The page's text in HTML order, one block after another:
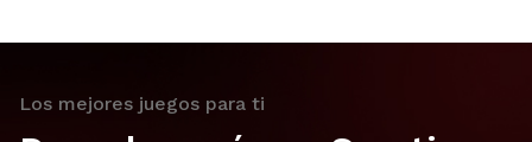
Los mejores juegos para ti